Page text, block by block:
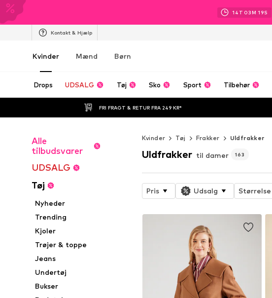
14 T 03M 17S
Kontakt & Hjælp
Kvinder Mænd Børn
Drops UDSALG Tøj Sko Sport Tilbehør
FRI FRAGT & RETUR FRA 249 KR*
Alle
tilbudsvarer
UDSALG
Tøj
Nyheder
Trending
Kjoler
Trøjer & toppe
Jeans
Undertøj
Bukser
Kvinder Tøj Frakker Uldfrakker
Uldfrakker til damer 163
Pris Udsalg Størrelse